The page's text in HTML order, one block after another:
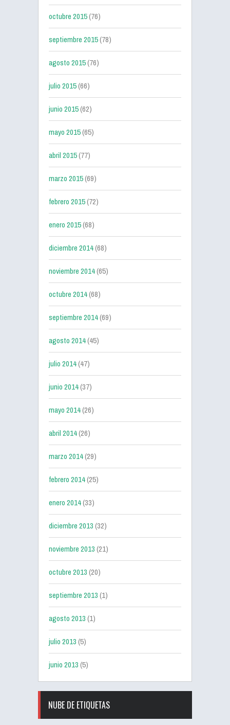
octubre 2015(76)
septiembre 2015(78)
agosto 2015(76)
julio 2015(66)
junio 2015(62)
mayo 2015(65)
abril 2015(77)
marzo 2015(69)
febrero 2015(72)
enero 2015(68)
diciembre 2014(68)
noviembre 2014(65)
octubre 2014(68)
septiembre 2014(69)
agosto 2014(45)
julio 2014(47)
junio 2014(37)
mayo 2014(26)
abril 2014(26)
marzo 2014(29)
febrero 2014(25)
enero 2014(33)
diciembre 2013(32)
noviembre 2013(21)
octubre 2013(20)
septiembre 2013(1)
agosto 2013(1)
julio 2013(5)
junio 2013(5)
NUBE DE ETIQUETAS